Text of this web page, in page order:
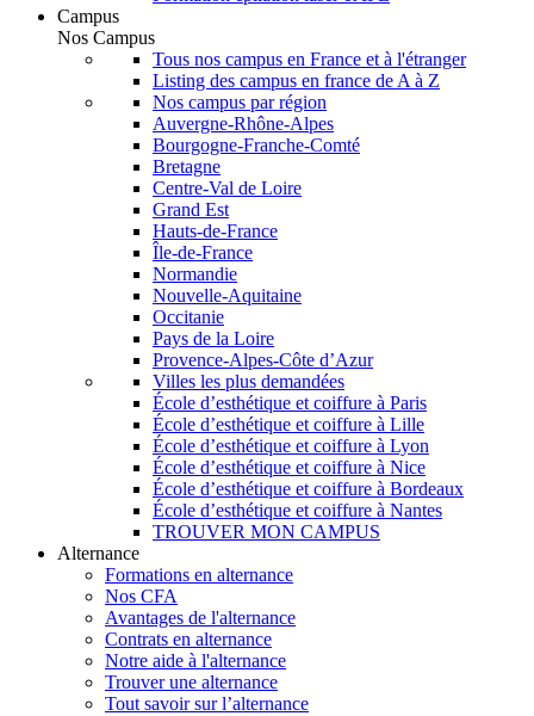
Campus
Nos Campus
Tous nos campus en France et à l'étranger
Listing des campus en france de A à Z
Nos campus par région
Auvergne-Rhône-Alpes
Bourgogne-Franche-Comté
Bretagne
Centre-Val de Loire
Grand Est
Hauts-de-France
Île-de-France
Normandie
Nouvelle-Aquitaine
Occitanie
Pays de la Loire
Provence-Alpes-Côte d’Azur
Villes les plus demandées
École d’esthétique et coiffure à Paris
École d’esthétique et coiffure à Lille
École d’esthétique et coiffure à Lyon
École d’esthétique et coiffure à Nice
École d’esthétique et coiffure à Bordeaux
École d’esthétique et coiffure à Nantes
TROUVER MON CAMPUS
Alternance
Formations en alternance
Nos CFA
Avantages de l'alternance
Contrats en alternance
Notre aide à l'alternance
Trouver une alternance
Tout savoir sur l’alternance